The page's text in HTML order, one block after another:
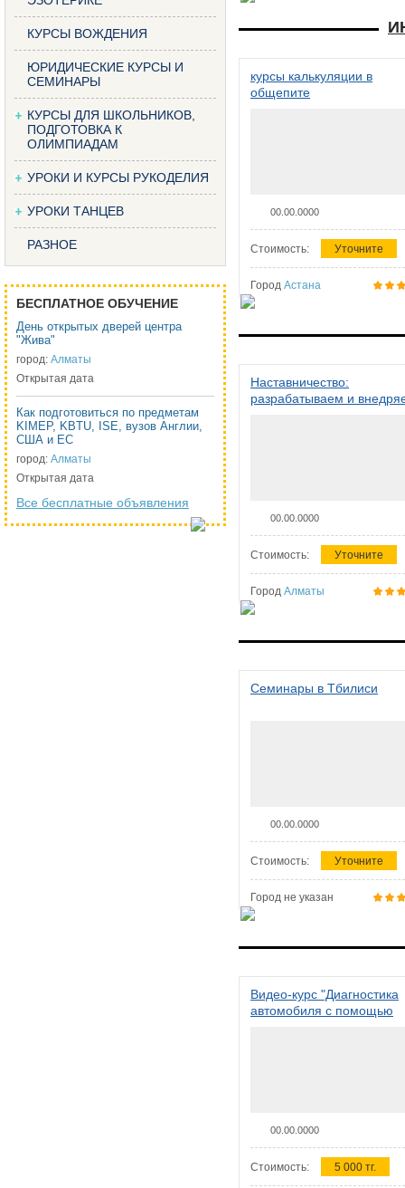
КУРСЫ ВОЖДЕНИЯ
ЮРИДИЧЕСКИЕ КУРСЫ И
СЕМИНАРЫ
КУРСЫ ДЛЯ ШКОЛЬНИКОВ,
ПОДГОТОВКА К
ОЛИМПИАДАМ
УРОКИ И КУРСЫ РУКОДЕЛИЯ
УРОКИ ТАНЦЕВ
РАЗНОЕ
БЕСПЛАТНОЕ ОБУЧЕНИЕ
День открытых дверей центра
"Жива"
город: Алматы
Открытая дата
Как подготовиться по предметам
KIMEP, KBTU, ISE, вузов Англии,
США и ЕС
город: Алматы
Открытая дата
Все бесплатные объявления
курсы калькуляции в
общепите
00.00.0000
Стоимость: Уточните
Город Астана
Наставничество:
разрабатываем и
00.00.0000
Стоимость: Уточните
Город Алматы
Семинары в Тбилиси
00.00.0000
Стоимость: Уточните
Город не указан
Видео-курс "Диагностика
автомобиля с помощью
00.00.0000
Стоимость: 5 000 тг.